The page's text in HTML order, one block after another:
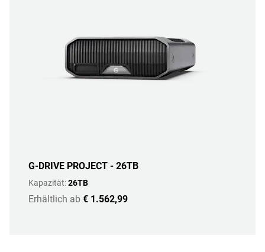
G-DRIVE PROJECT - 26TB
Kapazität:26TB
Erhältlich ab € 1.562,99